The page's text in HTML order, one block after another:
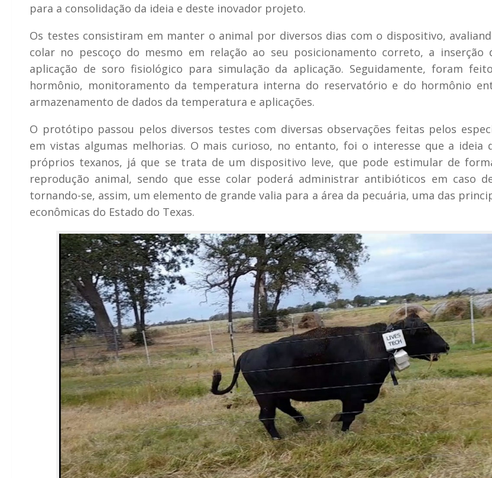
para a consolidação da ideia e deste inovador projeto.
Os testes consistiram em manter o animal por diversos dias com o dispositivo,
colar no pescoço do mesmo em relação ao seu posicionamento correto, a inserção
aplicação de soro fisiológico para simulação da aplicação. Seguidamente, foram
hormônio, monitoramento da temperatura interna do reservatório e do hormônio
armazenamento de dados da temperatura e aplicações.
O protótipo passou pelos diversos testes com diversas observações feitas pelos
em vistas algumas melhorias. O mais curioso, no entanto, foi o interesse que a ideia
próprios texanos, já que se trata de um dispositivo leve, que pode estimular de
reprodução animal, sendo que esse colar poderá administrar antibióticos em caso
tornando-se, assim, um elemento de grande valia para a área da pecuária, uma das
econômicas do Estado do Texas.